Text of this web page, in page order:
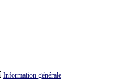
Information générale